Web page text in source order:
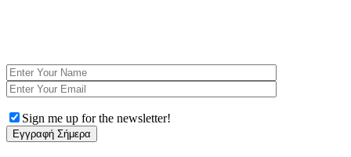
Sign me up for the newsletter!